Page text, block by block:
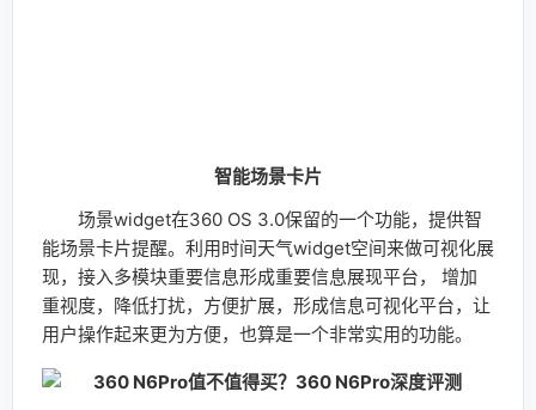
360 OS 3.0的私隐空间、财产系统、位置穿越等等
OS的安全部分精髓，保障用户手机的数据安全。另外，
应用分身、健康卫士、红包助手等等收到用户好评的功能
在360 OS 3.0中也全部保留了下来。
万能扫一扫